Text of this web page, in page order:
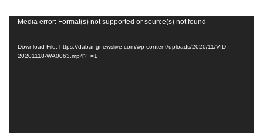
Video
Media error: Format(s) not supported or source(s) not found
Download File: https://dabangnewslive.com/wp-content/uploads/2020/11/VID-
20201118-WA0063.mp4?_=1